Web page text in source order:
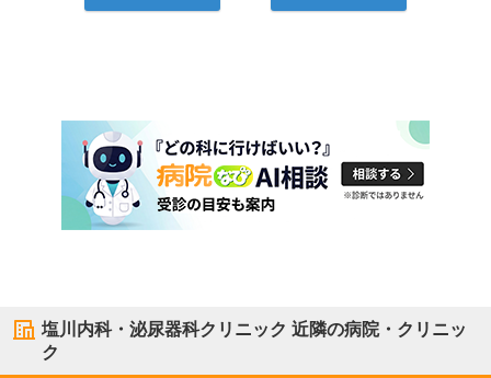
塩川内科・泌尿器科クリニック 近隣の病院・クリニッ
ク